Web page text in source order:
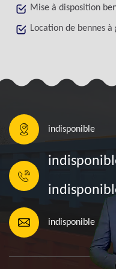
Mise à disposition
Location de bennes
indisponible
indisponible